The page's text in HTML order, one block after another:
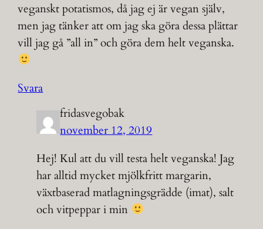
veganskt potatismos, då jag ej är vegan själv,
men jag tänker att om jag ska göra dessa plättar
vill jag gå ”all in” och göra dem helt veganska.
Svara
fridasvegobak
november 12, 2019
Hej! Kul att du vill testa helt veganska! Jag
har alltid mycket mjölkfritt margarin,
växtbaserad matlagningsgrädde (imat), salt
och vitpeppar i min